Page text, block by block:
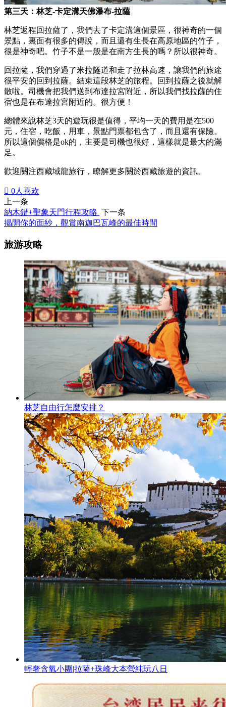
第三天：林芝-卡定溝天佛瀑布-拉薩
林芝返程回拉薩了，我們去了卡定溝這個景區，很神奇的一個
景點，裏面有很多的傳說，而且還有生長在高原地區的竹子，
很是神奇吧。竹子不是一般是在南方生長的嗎？所以很神奇。
回拉薩，我們穿過了米拉隧道和走了拉林高速，讓我們的旅途
很平安的回到拉薩。結束這段林芝的旅程。回到拉薩之後就解
散啦。司機會把我們送到布達拉宮附近，所以我們找拉薩的住
宿也是在布達拉宮附近的。很方便！
總體來說林芝3天的遊玩很是值得，平均一天的費用是在500
元，住宿，吃飯，用車，景點門票都包含了，而且還有保險。
所以這個價格是ok的，主要是司機也很好，這樣就是最大的滿
足。
歡迎關注西藏域龍旅行，瞭解更多關於西藏旅遊的資訊。
 0人喜欢
上一条
納木錯+聖象天門行程攻略 下一条
揭開你的面紗，觀賞南迦巴瓦峰的最佳時間
旅游攻略
林芝自由行怎麼安排？
輕奢含氧小團|拉薩+珠峰大本營純玩八日